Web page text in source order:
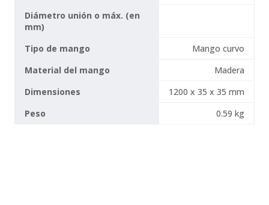
Diámetro unión o máx. (en
mm)
Tipo de mango
Mango curvo
Material del mango
Madera
Dimensiones
1200 x 35 x 35 mm
Peso
0.59 kg